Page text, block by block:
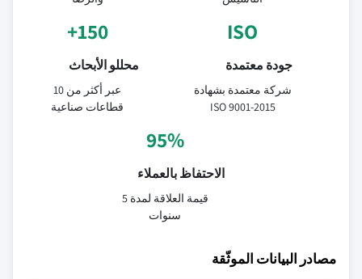
ISO
جودة معتمدة
شركة معتمدة بشهادة
ISO 9001-2015
150+
محللو الأبحاث
عبر أكثر من 10
قطاعات صناعية
95%
الاحتفاظ بالعملاء
قيمة العلاقة لمدة 5
سنوات
مصادر البيانات الموثّقة